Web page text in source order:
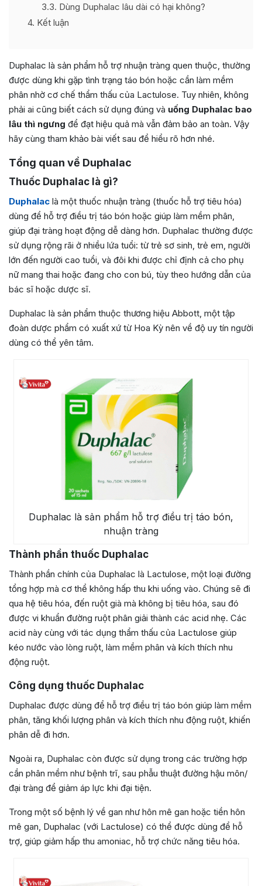
3.3 Dùng Duphalac lâu dài có hại không?
4 Kết luận
Duphalac là sản phẩm hỗ trợ nhuận tràng quen thuộc, thường
được dùng khi gặp tình trạng táo bón hoặc cần làm mềm
phân nhờ cơ chế thẩm thấu của Lactulose. Tuy nhiên, không
phải ai cũng biết cách sử dụng đúng và uống Duphalac bao
lâu thì ngưng để đạt hiệu quả mà vẫn đảm bảo an toàn. Vậy
hãy cùng tham khảo bài viết sau để hiểu rõ hơn nhé.
Tổng quan về Duphalac
Thuốc Duphalac là gì?
Duphalac là một thuốc nhuận tràng (thuốc hỗ trợ tiêu hóa)
dùng để hỗ trợ điều trị táo bón hoặc giúp làm mềm phân,
giúp đại tràng hoạt động dễ dàng hơn. Duphalac thường được
sử dụng rộng rãi ở nhiều lứa tuổi: từ trẻ sơ sinh, trẻ em, người
lớn đến người cao tuổi, và đôi khi được chỉ định cả cho phụ
nữ mang thai hoặc đang cho con bú, tùy theo hướng dẫn của
bác sĩ hoặc dược sĩ.
Duphalac là sản phẩm thuộc thương hiệu Abbott, một tập
đoàn dược phẩm có xuất xứ từ Hoa Kỳ nên về độ uy tín người
dùng có thể yên tâm.
Duphalac là sản phẩm hỗ trợ điều trị táo bón,
nhuận tràng
Thành phần thuốc Duphalac
Thành phần chính của Duphalac là Lactulose, một loại đường
tổng hợp mà cơ thể không hấp thu khi uống vào. Chúng sẽ đi
qua hệ tiêu hóa, đến ruột già mà không bị tiêu hóa, sau đó
được vi khuẩn đường ruột phân giải thành các acid nhẹ. Các
acid này cùng với tác dụng thẩm thấu của Lactulose giúp
kéo nước vào lòng ruột, làm mềm phân và kích thích nhu
động ruột.
Công dụng thuốc Duphalac
Duphalac được dùng để hỗ trợ điều trị táo bón giúp làm mềm
phân, tăng khối lượng phân và kích thích nhu động ruột, khiến
phân dễ đi hơn.
Ngoài ra, Duphalac còn được sử dụng trong các trường hợp
cần phân mềm như bệnh trĩ, sau phẫu thuật đường hậu môn/
đại tràng để giảm áp lực khi đại tiện.
Trong một số bệnh lý về gan như hôn mê gan hoặc tiền hôn
mê gan, Duphalac (với Lactulose) có thể được dùng để hỗ
trợ, giúp giảm hấp thu amoniac, hỗ trợ chức năng tiêu hóa.